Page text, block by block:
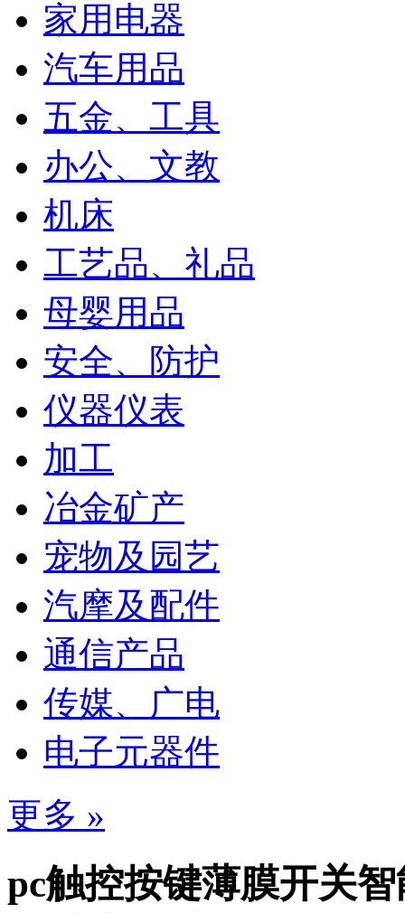
家用电器
汽车用品
五金、工具
办公、文教
机床
工艺品、礼品
母婴用品
安全、防护
仪器仪表
加工
冶金矿产
宠物及园艺
汽摩及配件
通信产品
传媒、广电
电子元器件
更多 »
pc触控按键薄膜开关